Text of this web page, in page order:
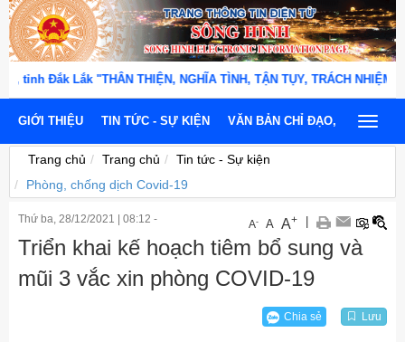
THIỆN, NGHĨA TÌNH, TẬN TỤY, TRÁCH NHIỆM, KỶ CƯƠNG,
GIỚI THIỆU TIN TỨC - SỰ KIỆN VĂN BẢN CHỈ ĐẠO, ĐIỀU HÀNH
Toggle
Trang chủ Trang chủ
Tin tức - Sự kiện
Phòng, chống dịch Covid-19
Thứ ba, 28/12/2021 08:12 - A- A A+
Triển khai kế hoạch tiêm bổ sung và
mũi 3 vắc xin phòng COVID-19
Chia sẻ Lưu